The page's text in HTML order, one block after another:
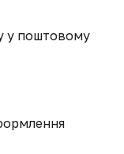
у поштовому